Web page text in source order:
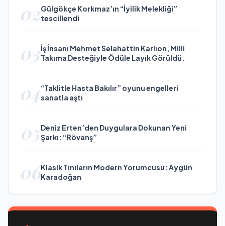
02Gülgökçe Korkmaz’ın “İyilik Melekliği”
tescillendi
03İş İnsanı Mehmet Selahattin Karlıon, Milli
Takıma Desteğiyle Ödüle Layık Görüldü.
04“Taklitle Hasta Bakılır” oyunu engelleri
sanatla aştı
05Deniz Erten’den Duygulara Dokunan Yeni
Şarkı: “Rövanş”
06Klasik Tınıların Modern Yorumcusu: Aygün
Karadoğan